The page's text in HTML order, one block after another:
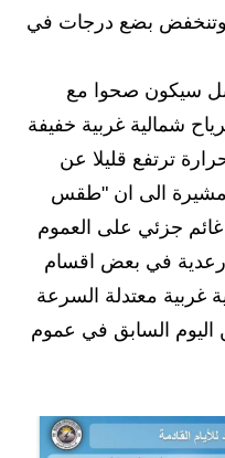
المرحلة المتوسطة
اسئلة وزارية
المرحلة الابتدائية
المرحلة المتوسطة
المرحلة الاعدادية
مرشحات
المرحلة المتوسطة
وتنخفض بضع درجات في
سيكون صحوا مع
شمالية غربية خفيفة
ترتفع قليلا عن
مشيرة الى ان "طقس
جزئي على العموم
في بعض اقسام
غربية معتدلة السرعة
اليوم السابق في عموم